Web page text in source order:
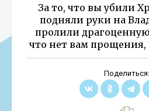
За то, что вы убили
подняли руки на
пролили
что нет вам
Поделиться: